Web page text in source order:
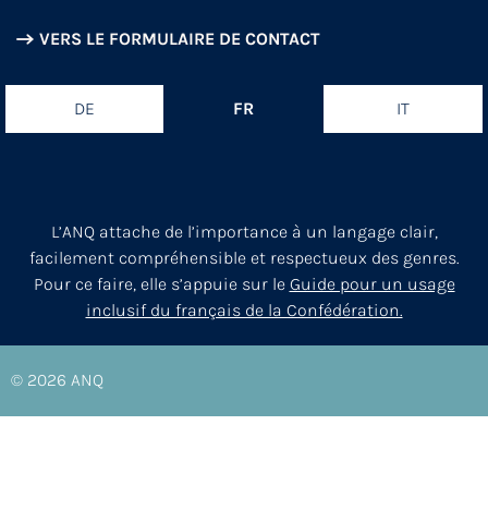
VERS LE FORMULAIRE DE CONTACT
DE FR IT
L’ANQ attache de l’importance à un langage clair,
facilement compréhensible et respectueux des genres.
Pour ce faire, elle s’appuie sur le Guide pour un usage
inclusif du français de la Confédération.
© 2026 ANQ